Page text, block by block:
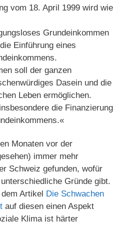
vom 18. April 1999 wird wie
Grundeinkommen
Einführung eines
soll der ganzen
Dasein und die
Leben ermöglichen.
die Finanzierung
Monaten vor der
immer mehr
Schweiz gefunden, wofür
Gründe gibt.
Artikel Die Schwachen
auf diesen einen Aspekt
Klima ist härter